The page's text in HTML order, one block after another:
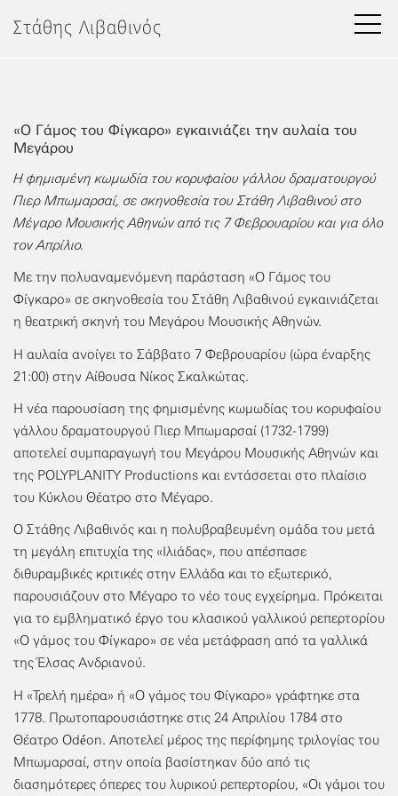
στοΣτάθης Λιβαθινός
«Ο Γάμος του Φίγκαρο» εγκαινιάζει την αυλαία του
Μεγάρου
Η φημισμένη κωμωδία του κορυφαίου γάλλου δραματουργού
Πιερ Μπωμαρσαί, σε σκηνοθεσία του Στάθη Λιβαθινού στο
Μέγαρο Μουσικής Αθηνών από τις 7 Φεβρουαρίου και για όλο
τον Απρίλιο.
Με την πολυαναμενόμενη παράσταση «Ο Γάμος του
Φίγκαρο» σε σκηνοθεσία του Στάθη Λιβαθινού εγκαινιάζεται
η θεατρική σκηνή του Μεγάρου Μουσικής Αθηνών.
Η αυλαία ανοίγει το Σάββατο 7 Φεβρουαρίου (ώρα έναρξης
21:00) στην Αίθουσα Νίκος Σκαλκώτας.
Η νέα παρουσίαση της φημισμένης κωμωδίας του κορυφαίου
γάλλου δραματουργού Πιερ Μπωμαρσαί (1732-1799)
αποτελεί συμπαραγωγή του Μεγάρου Μουσικής Αθηνών και
της POLYPLANITY Productions και εντάσσεται στο πλαίσιο
του Κύκλου Θέατρο στο Μέγαρο.
Ο Στάθης Λιβαθινός και η πολυβραβευμένη ομάδα του μετά
τη μεγάλη επιτυχία της «Ιλιάδας», που απέσπασε
διθυραμβικές κριτικές στην Ελλάδα και το εξωτερικό,
παρουσιάζουν στο Μέγαρο το νέο τους εγχείρημα. Πρόκειται
για το εμβληματικό έργο του κλασικού γαλλικού ρεπερτορίου
«Ο γάμος του Φίγκαρο» σε νέα μετάφραση από τα γαλλικά
της Έλσας Ανδριανού.
Η «Τρελή ημέρα» ή «Ο γάμος του Φίγκαρο» γράφτηκε στα
1778. Πρωτοπαρουσιάστηκε στις 24 Απριλίου 1784 στο
Θέατρο Odéon. Aποτελεί μέρος της περίφημης τριλογίας του
Μπωμαρσαί, στην οποία βασίστηκαν δύο από τις
διασημότερες όπερες του λυρικού ρεπερτορίου, «Οι γάμοι του